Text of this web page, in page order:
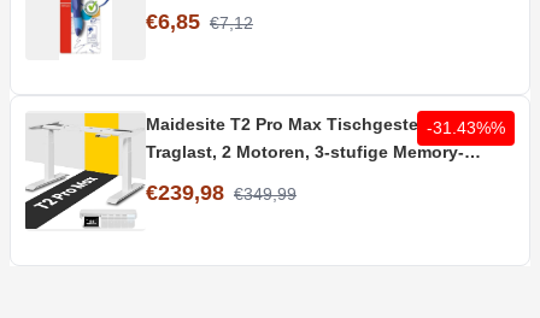
€6,85 €7,12
Maidesite T2 Pro Max Tischgestell | 180kg
Traglast, 2 Motoren, 3-stufige Memory-
€239,98 €349,99
-31.43%%